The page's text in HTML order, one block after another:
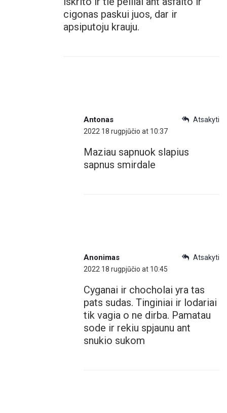
cigonas paskui juos, dar ir
apsiputoju krauju.
Atsakyti
Antonas
2022 18 rugpjūčio at 10:37
Maziau sapnuok slapius
sapnus smirdale
Atsakyti
Anonimas
2022 18 rugpjūčio at 10:45
Cyganai ir chocholai yra tas
pats sudas. Tinginiai ir lodariai
tik vagia o ne dirba. Pamatau
sode ir rekiu spjaunu ant
snukio sukom